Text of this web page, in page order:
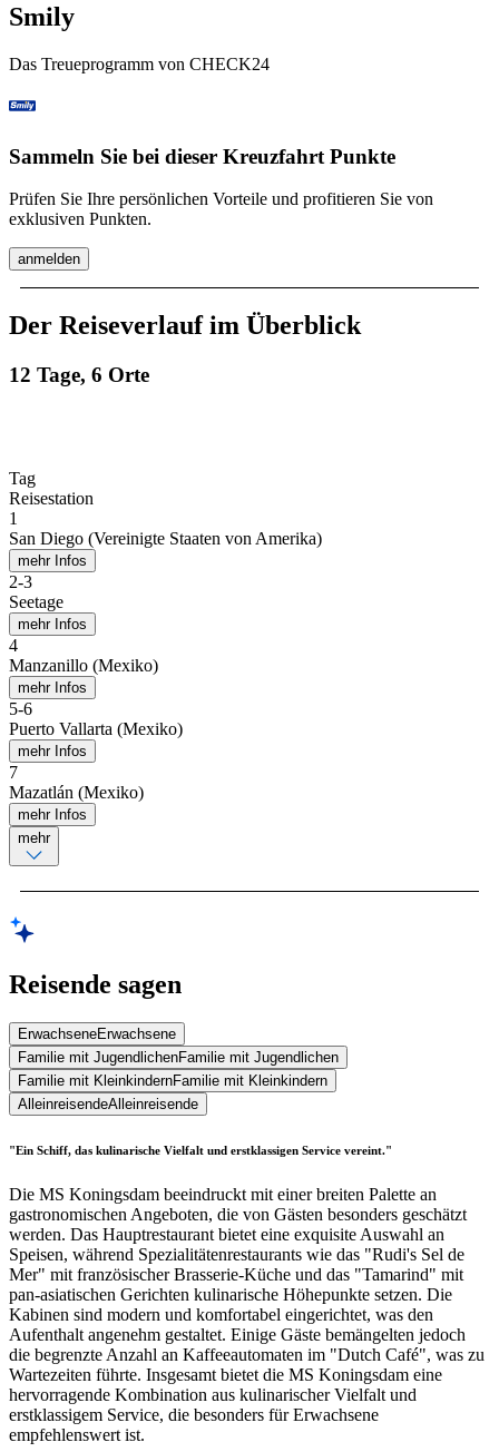
Smily
Das Treueprogramm von CHECK24
Sammeln Sie bei dieser Kreuzfahrt Punkte
Prüfen Sie Ihre persönlichen Vorteile und profitieren Sie von
exklusiven Punkten.
anmelden
Der Reiseverlauf im Überblick
12 Tage, 6 Orte
Tag
Reisestation
1
San Diego (Vereinigte Staaten von Amerika)
mehr Infos
2-3
Seetage
mehr Infos
4
Manzanillo (Mexiko)
mehr Infos
5-6
Puerto Vallarta (Mexiko)
mehr Infos
7
Mazatlán (Mexiko)
mehr Infos
mehr
Reisende sagen
ErwachseneErwachsene
Familie mit JugendlichenFamilie mit Jugendlichen
Familie mit KleinkindernFamilie mit Kleinkindern
AlleinreisendeAlleinreisende
"Ein Schiff, das kulinarische Vielfalt und erstklassigen Service vereint."
Die MS Koningsdam beeindruckt mit einer breiten Palette an
gastronomischen Angeboten, die von Gästen besonders geschätzt
werden. Das Hauptrestaurant bietet eine exquisite Auswahl an
Speisen, während Spezialitätenrestaurants wie das "Rudi's Sel de
Mer" mit französischer Brasserie-Küche und das "Tamarind" mit
pan-asiatischen Gerichten kulinarische Höhepunkte setzen. Die
Kabinen sind modern und komfortabel eingerichtet, was den
Aufenthalt angenehm gestaltet. Einige Gäste bemängelten jedoch
die begrenzte Anzahl an Kaffeeautomaten im "Dutch Café", was zu
Wartezeiten führte. Insgesamt bietet die MS Koningsdam eine
hervorragende Kombination aus kulinarischer Vielfalt und
erstklassigem Service, die besonders für Erwachsene
empfehlenswert ist.